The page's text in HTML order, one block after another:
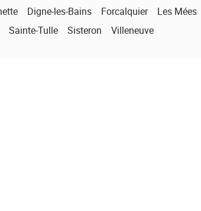
Digne-les-Bains Forcalquier Les Mées
Sainte-Tulle Sisteron Villeneuve